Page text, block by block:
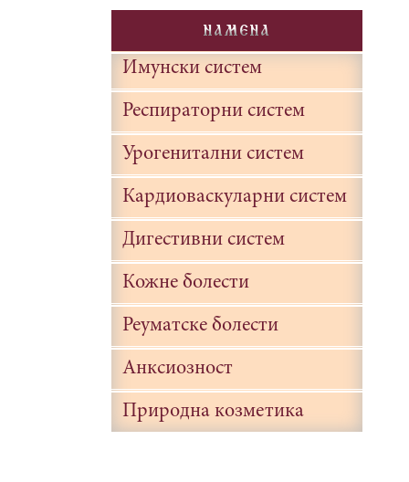
NAMENA
Имунски систем
Респираторни систем
Урогенитални систем
Кардиоваскуларни систем
Дигестивни систем
Кожне болести
Реуматске болести
Анксиозност
Природна козметика